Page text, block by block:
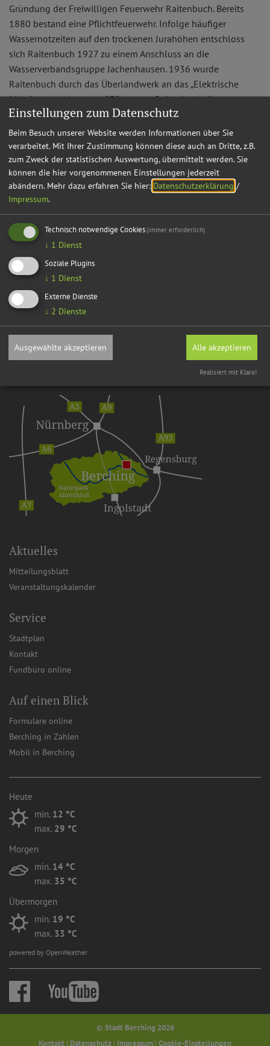
Gründung der Freiwilligen Feuerwehr Raitenbuch. Bereits
1880 bestand eine Pflichtfeuerwehr. Infolge häufiger
Wassernotzeiten auf den trockenen Jurahöhen entschloss
sich Raitenbuch 1927 zu einem Anschluss an die
Wasserverbandsgruppe Jachenhausen. 1936 wurde
Raitenbuch durch das Überlandwerk an das „Elektrische
Licht" angeschlossen. 1972 musste Raitenbuch die
Gemeindehoheit an die neue Großgemeinde Berching
abgeben und mit der gleichzeitigen Gebietsreform schied
das Dorf 1972 aus dem bisherigen Landkreis Beilngries aus
und wurde dem erweiterten Landkreis Neumarkt i.d.OPf.
angeschlossen.
Raitenbuch online
zum Webauftritt des Ortes
Aktuelles
Mitteilungsblatt
Veranstaltungskalender
Service
Stadtplan
Kontakt
Fundbüro online
Auf einen Blick
Formulare online
Berching in Zahlen
Mobil in Berching
Heute
min. 12 °C
max. 29 °C
Morgen
min. 14 °C
max. 35 °C
Übermorgen
min. 19 °C
max. 33 °C
powered by OpenWeather
© Stadt Berching 2026
Kontakt | Datenschutz | Impressum | Cookie-Einstellungen
Einstellungen zum Datenschutz
Beim Besuch unserer Website werden Informationen über Sie
verarbeitet. Mit Ihrer Zustimmung können diese auch an Dritte, z.B.
zum Zweck der statistischen Auswertung, übermittelt werden. Sie
können die hier vorgenommenen Einstellungen jederzeit
abändern. Mehr dazu erfahren Sie hier: Datenschutzerklärung /
Impressum.
Technisch notwendige Cookies(immer erforderlich)
↓ 1 Dienst
Soziale Plugins
↓ 1 Dienst
Externe Dienste
↓ 2 Dienste
Ausgewählte akzeptieren Alle akzeptieren
Realisiert mit Klaro!